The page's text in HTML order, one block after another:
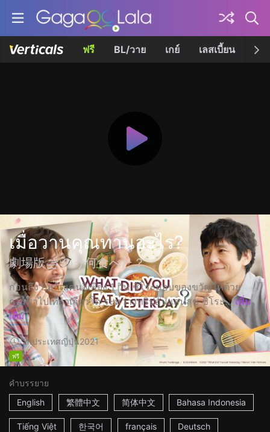
ฟรี BL/วาย เกย์ เลสเบี้ยน เค
เมื่อวานคุณทานอะไร?
劇場版 きのう何食べた？
ก่อนถึงวันเกิดเคนจิเพียง 1 วัน ชิโระมอบของขวัญให้ด้วย
การพาไปเที่ยวเกียวโต ระหว่างทริปอันแสนสุข ชิโระ... เพิ่ม
เติม
2hประเทศญี่ปุ่น2021
ฟรี
คำบรรยาย
English
繁體中文 简体中文 Bahasa Indonesia
Tiếng Việt 한국어 français Deutsch